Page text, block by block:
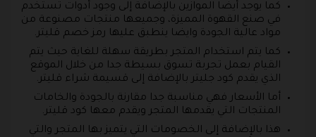
كما يوجد أيضا الموازين بالإضافة إلى وجود أدوات تستخدم
في صنع القهوة المميزة، وجميعها منتجات مصنوعة من
مواد عالية الجودة وايضا ينطبق عليها رمز خصم قليتر.
كما يتم استخدام المتجر بطريقة سهلة للغاية حيث يتم
القيام بعمل تجربة تسوق بسيطة جدا من خلال الموقع
الذي يقدم كود جليتر بالإضافة إلى قسيمة شراء قليتر.
أما الأسعار فهي مناسبة جدا مقارنة بالجودة والخامات
المنتجات التي يقدمها المتجر ويقدم معها كود قليتر.
هذا بالإضافة إلى الخصومات التي يتميز بها المتجر والتي